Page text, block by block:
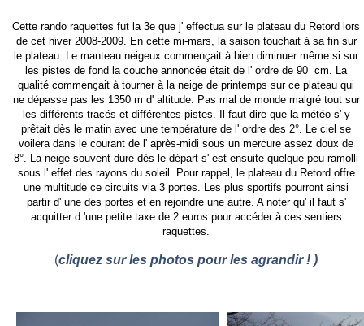
Cette rando raquettes fut la 3e que j' effectua sur le plateau du Retord lors
de cet hiver 2008-2009. En cette mi-mars, la saison touchait à sa fin sur
le plateau. Le manteau neigeux commençait à bien diminuer même si sur
les pistes de fond la couche annoncée était de l' ordre de 90 cm. La
qualité commençait à tourner à la neige de printemps sur ce plateau qui
ne dépasse pas les 1350 m d' altitude. Pas mal de monde malgré tout sur
les différents tracés et différentes pistes. Il faut dire que la météo s' y
prêtait dès le matin avec une température de l' ordre des 2°. Le ciel se
voilera dans le courant de l' après-midi sous un mercure assez doux de
8°. La neige souvent dure dès le départ s' est ensuite quelque peu ramolli
sous l' effet des rayons du soleil. Pour rappel, le plateau du Retord offre
une multitude ce circuits via 3 portes. Les plus sportifs pourront ainsi
partir d' une des portes et en rejoindre une autre. A noter qu' il faut s'
acquitter d 'une petite taxe de 2 euros pour accéder à ces sentiers
raquettes.
(cliquez sur les photos pour les agrandir ! )